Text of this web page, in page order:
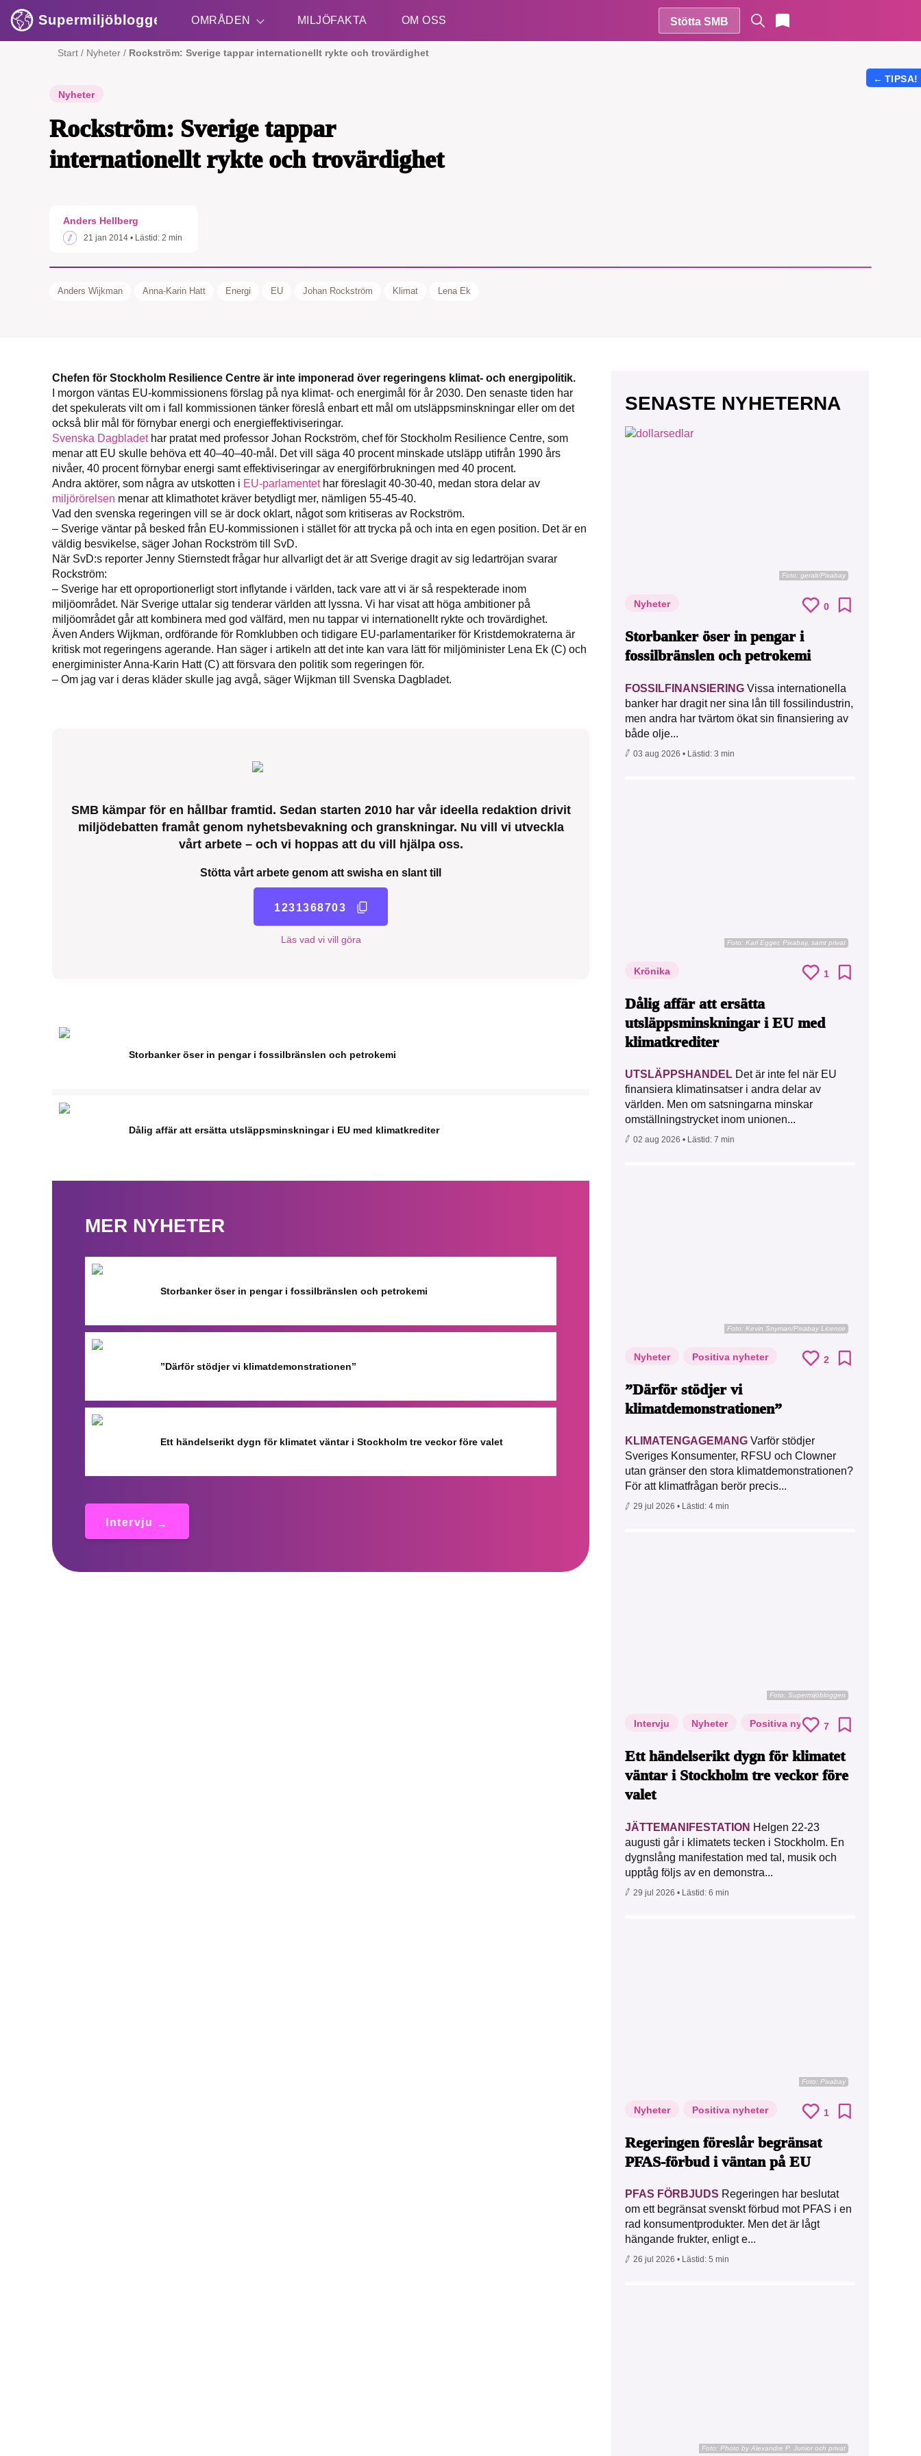
Supermiljöbloggen OMRÅDEN MILJÖFAKTA OM OSS Stötta SMB
Start / Nyheter / Rockström: Sverige tappar internationellt rykte och trovärdighet
Nyheter
Rockström: Sverige tappar
internationellt rykte och trovärdighet
Anders Hellberg
21 jan 2014 • Lästid: 2 min
Anders Wijkman Anna-Karin Hatt Energi EU Johan Rockström Klimat Lena Ek
Chefen för Stockholm Resilience Centre är inte imponerad över regeringens klimat- och energipolitik.
I morgon väntas EU-kommissionens förslag på nya klimat- och energimål för år 2030. Den senaste tiden har
det spekulerats vilt om i fall kommissionen tänker föreslå enbart ett mål om utsläppsminskningar eller om det
också blir mål för förnybar energi och energieffektiviseringar.
Svenska Dagbladethar pratat med professor Johan Rockström, chef för Stockholm Resilience Centre, som
menar att EU skulle behöva ett 40–40–40-mål. Det vill säga 40 procent minskade utsläpp utifrån 1990 års
nivåer, 40 procent förnybar energi samt effektiviseringar av energiförbrukningen med 40 procent.
Andra aktörer, som några av utskotten i EU-parlamentet har föreslagit 40-30-40, medan stora delar av
miljörörelsen menar att klimathotet kräver betydligt mer, nämligen 55-45-40.
Vad den svenska regeringen vill se är dock oklart, något som kritiseras av Rockström.
– Sverige väntar på besked från EU-kommissionen i stället för att trycka på och inta en egen position. Det är en
väldig besvikelse, säger Johan Rockström till SvD.
När SvD:s reporter Jenny Stiernstedt frågar hur allvarligt det är att Sverige dragit av sig ledartröjan svarar
Rockström:
– Sverige har ett oproportionerligt stort inflytande i världen, tack vare att vi är så respekterade inom
miljöområdet. När Sverige uttalar sig tenderar världen att lyssna. Vi har visat att höga ambitioner på
miljöområdet går att kombinera med god välfärd, men nu tappar vi internationellt rykte och trovärdighet.
Även Anders Wijkman, ordförande för Romklubben och tidigare EU-parlamentariker för Kristdemokraterna är
kritisk mot regeringens agerande. Han säger i artikeln att det inte kan vara lätt för miljöminister Lena Ek (C) och
energiminister Anna-Karin Hatt (C) att försvara den politik som regeringen för.
– Om jag var i deras kläder skulle jag avgå, säger Wijkman till Svenska Dagbladet.
SMB kämpar för en hållbar framtid. Sedan starten 2010 har vår ideella redaktion drivit
miljödebatten framåt genom nyhetsbevakning och granskningar. Nu vill vi utveckla
vårt arbete – och vi hoppas att du vill hjälpa oss.
Stötta vårt arbete genom att swisha en slant till
1231368703
Läs vad vi vill göra
Storbanker öser in pengar i fossilbränslen och petrokemi
Dålig affär att ersätta utsläppsminskningar i EU med klimatkrediter
MER NYHETER
Storbanker öser in pengar i fossilbränslen och petrokemi
”Därför stödjer vi klimatdemonstrationen”
Ett händelserikt dygn för klimatet väntar i Stockholm tre veckor före valet
Intervju
SENASTE NYHETERNA
Foto: geralt/Pixabay
Nyheter 0
Storbanker öser in pengar i
fossilbränslen och petrokemi
FOSSILFINANSIERING Vissa internationella
banker har dragit ner sina lån till fossilindustrin,
men andra har tvärtom ökat sin finansiering av
både olje...
03 aug 2026 • Lästid: 3 min
Foto: Karl Egger, Pixabay, samt privat
Krönika 1
Dålig affär att ersätta
utsläppsminskningar i EU med
klimatkrediter
UTSLÄPPSHANDEL Det är inte fel när EU
finansiera klimatinsatser i andra delar av
världen. Men om satsningarna minskar
omställningstrycket inom unionen...
02 aug 2026 • Lästid: 7 min
Foto: Kevin Snyman/Pixabay Licence
Nyheter Positiva nyheter 2
”Därför stödjer vi
klimatdemonstrationen”
KLIMATENGAGEMANG Varför stödjer
Sveriges Konsumenter, RFSU och Clowner
utan gränser den stora klimatdemonstrationen?
För att klimatfrågan berör precis...
29 jul 2026 • Lästid: 4 min
Foto: Supermijöbloggen
Intervju Nyheter Positiva nyheter7
Ett händelserikt dygn för klimatet
väntar i Stockholm tre veckor före
valet
JÄTTEMANIFESTATION Helgen 22-23
augusti går i klimatets tecken i Stockholm. En
dygnslång manifestation med tal, musik och
upptåg följs av en demonstra...
29 jul 2026 • Lästid: 6 min
Foto: Pixabay
Nyheter Positiva nyheter 1
Regeringen föreslår begränsat
PFAS-förbud i väntan på EU
PFAS FÖRBJUDS Regeringen har beslutat
om ett begränsat svenskt förbud mot PFAS i en
rad konsumentprodukter. Men det är lågt
hängande frukter, enligt e...
26 jul 2026 • Lästid: 5 min
Foto: Photo by Alexandre P. Junior och privat
← TIPSA!